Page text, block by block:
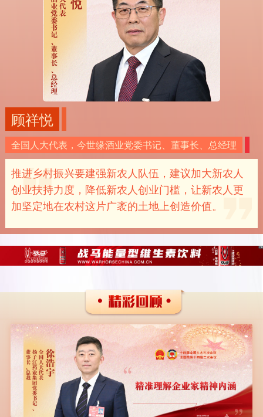
顾祥悦
全国人大代表，今世缘酒业党委书记、董事长、总经理
推进乡村振兴要建强新农人队伍，建议加大新农人
创业扶持力度，降低新农人创业门槛，让新农人更
加坚定地在农村这片广袤的土地上创造价值。